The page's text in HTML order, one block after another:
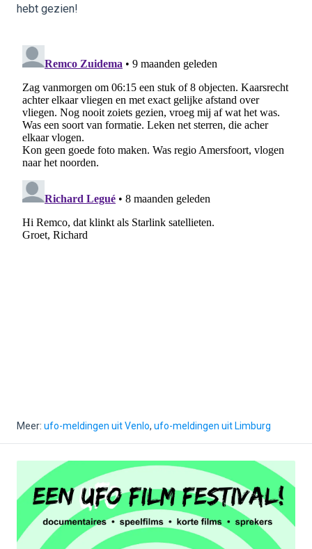
hebt gezien!
Meer: ufo-meldingen uit Venlo, ufo-meldingen uit Limburg